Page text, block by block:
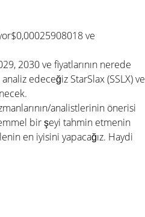
ve
2030 ve fiyatlarının nerede
edeceğiz StarSlax (SSLX) ve
analistlerinin önerisi
bir şeyi tahmin etmenin
en iyisini yapacağız. Haydi